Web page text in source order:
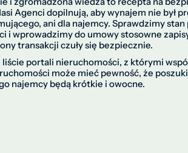
Agenci dopilnują, aby wynajem nie był
ani dla najemcy. Sprawdzimy stan
i wprowadzimy do umowy stosowne
transakcji czuły się bezpiecznie.
liście portali nieruchomości, z którymi
może mieć pewność, że
najemcy będą krótkie i owocne.